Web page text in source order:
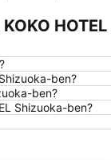
HOTEL
ben?
ben?
Shizuoka-ben?